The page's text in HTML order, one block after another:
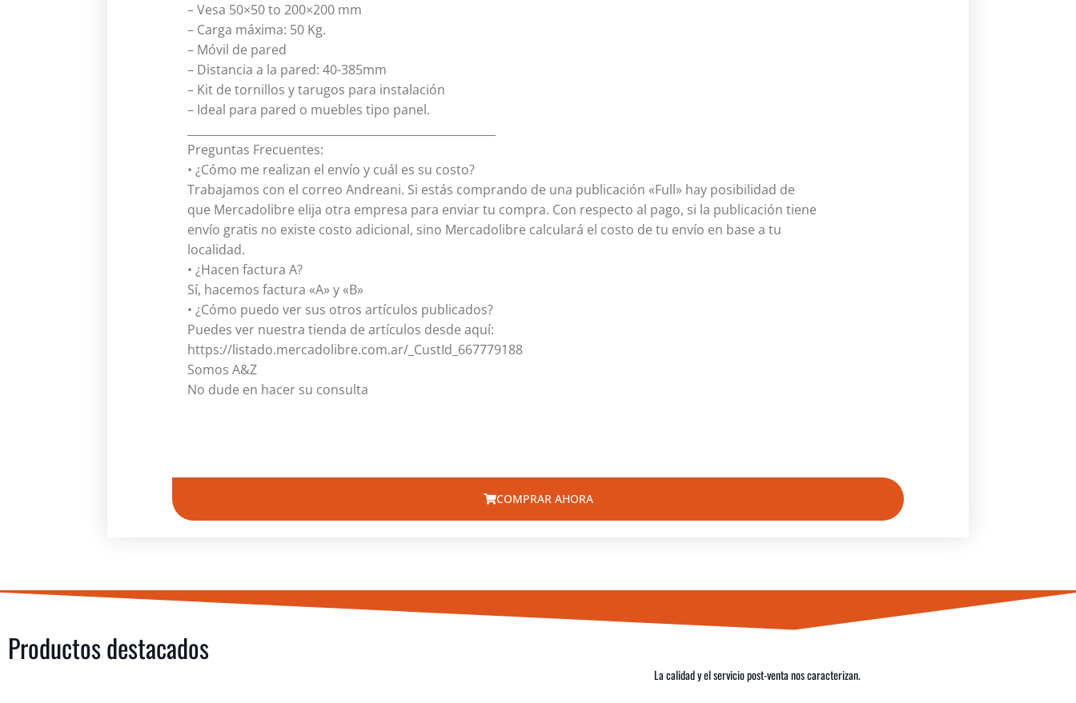
– Vesa 50×50 to 200×200 mm
– Carga máxima: 50 Kg.
– Móvil de pared
– Distancia a la pared: 40-385mm
– Kit de tornillos y tarugos para instalación
– Ideal para pared o muebles tipo panel.
Preguntas Frecuentes:
• ¿Cómo me realizan el envío y cuál es su costo?
Trabajamos con el correo Andreani. Si estás comprando de una publicación «Full» hay posibilidad de
que Mercadolibre elija otra empresa para enviar tu compra. Con respecto al pago, si la publicación tiene
envío gratis no existe costo adicional, sino Mercadolibre calculará el costo de tu envío en base a tu
localidad.
• ¿Hacen factura A?
Sí, hacemos factura «A» y «B»
• ¿Cómo puedo ver sus otros artículos publicados?
Puedes ver nuestra tienda de artículos desde aquí:
https://listado.mercadolibre.com.ar/_CustId_667779188
Somos A&Z
No dude en hacer su consulta
COMPRAR AHORA
Productos destacados
La calidad y el servicio post-venta nos caracterizan.